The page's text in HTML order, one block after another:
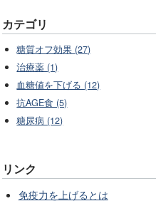
カテゴリ
糖質オフ効果 (27)
治療薬 (1)
血糖値を下げる (12)
抗AGE食 (5)
糖尿病 (12)
リンク
免疫力を上げるとは